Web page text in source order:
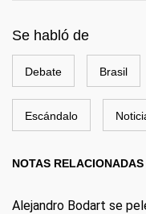
Se habló de
Debate Brasil
Escándalo
NOTAS RELACIONADAS
Alejandro Bodart se